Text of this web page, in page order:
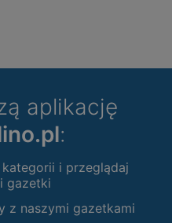
aplikację
:
i przeglądaj
gazetki
z naszymi gazetkami